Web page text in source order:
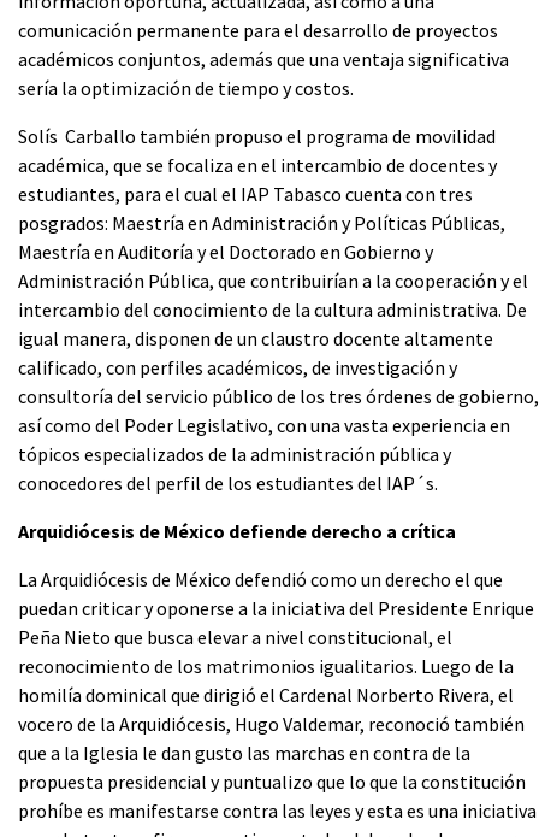
comunicación permanente para el desarrollo de proyectos
académicos conjuntos, además que una ventaja significativa
sería la optimización de tiempo y costos.
Solís Carballo también propuso el programa de movilidad
académica, que se focaliza en el intercambio de docentes y
estudiantes, para el cual el IAP Tabasco cuenta con tres
posgrados: Maestría en Administración y Políticas Públicas,
Maestría en Auditoría y el Doctorado en Gobierno y
Administración Pública, que contribuirían a la cooperación y el
intercambio del conocimiento de la cultura administrativa. De
igual manera, disponen de un claustro docente altamente
calificado, con perfiles académicos, de investigación y
consultoría del servicio público de los tres órdenes de gobierno,
así como del Poder Legislativo, con una vasta experiencia en
tópicos especializados de la administración pública y
conocedores del perfil de los estudiantes del IAP´s.
Arquidiócesis de México defiende derecho a crítica
La Arquidiócesis de México defendió como un derecho el que
puedan criticar y oponerse a la iniciativa del Presidente Enrique
Peña Nieto que busca elevar a nivel constitucional, el
reconocimiento de los matrimonios igualitarios. Luego de la
homilía dominical que dirigió el Cardenal Norberto Rivera, el
vocero de la Arquidiócesis, Hugo Valdemar, reconoció también
que a la Iglesia le dan gusto las marchas en contra de la
propuesta presidencial y puntualizo que lo que la constitución
prohíbe es manifestarse contra las leyes y esta es una iniciativa